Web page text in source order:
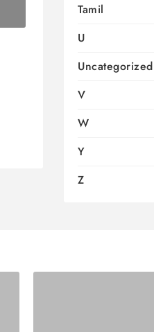
Tamil
U
Uncategorized
V
W
Y
Z